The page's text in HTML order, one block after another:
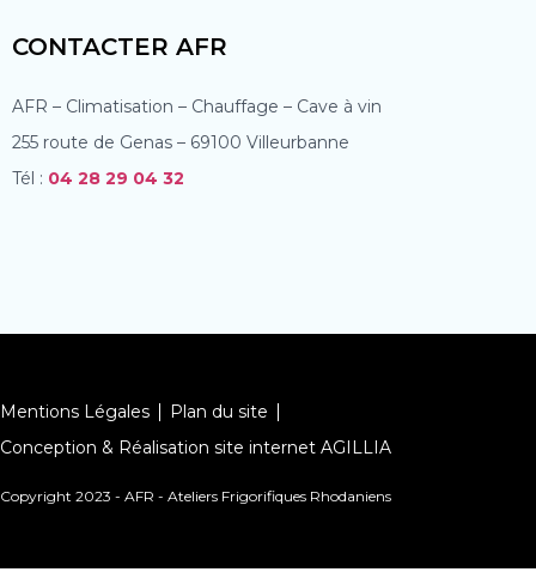
CONTACTER AFR
AFR – Climatisation – Chauffage – Cave à vin
255 route de Genas – 69100 Villeurbanne
Tél : 04 28 29 04 32
Mentions Légales
Plan du site
Conception & Réalisation site internet AGILLIA
Copyright 2023 - AFR - Ateliers Frigorifiques Rhodaniens